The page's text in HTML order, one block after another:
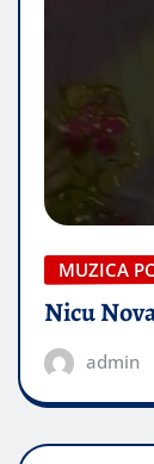
MUZICA
Nicu
admin